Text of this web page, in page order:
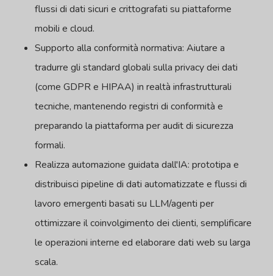
flussi di dati sicuri e crittografati su piattaforme
mobili e cloud.
Supporto alla conformità normativa: Aiutare a
tradurre gli standard globali sulla privacy dei dati
(come GDPR e HIPAA) in realtà infrastrutturali
tecniche, mantenendo registri di conformità e
preparando la piattaforma per audit di sicurezza
formali.
Realizza automazione guidata dall'IA: prototipa e
distribuisci pipeline di dati automatizzate e flussi di
lavoro emergenti basati su LLM/agenti per
ottimizzare il coinvolgimento dei clienti, semplificare
le operazioni interne ed elaborare dati web su larga
scala.